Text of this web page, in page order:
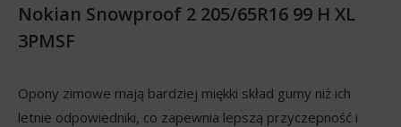
Nokian Snowproof 2 205/65R16 99 H XL
3PMSF
Opony zimowe mają bardziej miękki skład gumy niż ich
letnie odpowiedniki, co zapewnia lepszą przyczepność i